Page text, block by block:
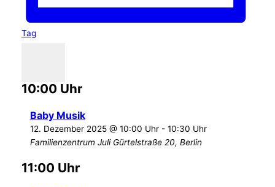
Tag
10:00 Uhr
Baby Musik
12. Dezember 2025 @ 10:00 Uhr- 10:30 Uhr
Familienzentrum Juli Gürtelstraße 20, Berlin
11:00 Uhr